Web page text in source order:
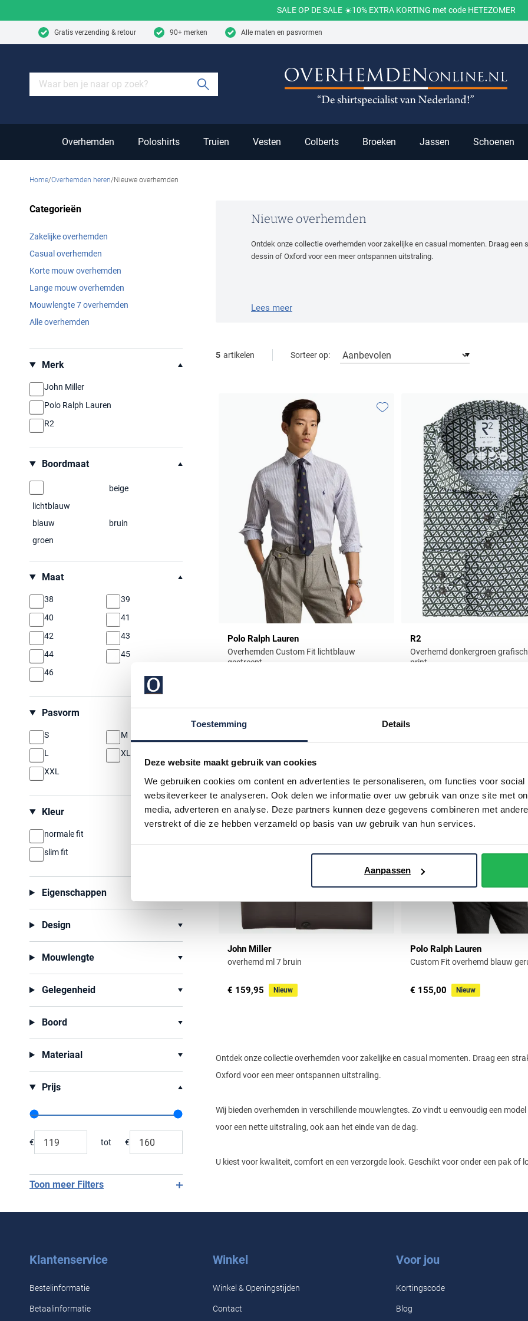
Toestemming Details
Deze website maakt gebruik van cookies
We gebruiken cookies om content en advertenties te personaliseren, om functies voor social
websiteverkeer te analyseren. Ook delen we informatie over uw gebruik van onze site met
media, adverteren en analyse. Deze partners kunnen deze gegevens combineren met
verstrekt of die ze hebben verzameld op basis van uw gebruik van hun services.
Aanpassen
SALE OP DE SALE ☀️10% EXTRA KORTING met code HETEZOMER
Gratis verzending & retour 90+ merken Alle maten en pasvormen
Overhemden Poloshirts Truien Vesten Colberts Broeken Jassen Schoenen
Home Overhemden heren Nieuwe overhemden
Nieuwe overhemden
Ontdek onze collectie overhemden voor zakelijke en casual momenten. Draag
dessin of Oxford voor een meer ontspannen uitstraling.
Lees meer
Categorieën
Zakelijke overhemden
Casual overhemden
Korte mouw overhemden
Lange mouw overhemden
Mouwlengte 7 overhemden
Alle overhemden
Merk
John Miller
Polo Ralph Lauren
R2
Boordmaat
lichtblauw
beige
blauw
bruin
groen
Maat
38
39
40
41
42
43
44
45
46
Pasvorm
S
M
L
XL
XXL
Kleur
normale fit
slim fit
Eigenschappen
Design
Mouwlengte
Gelegenheid
Boord
Materiaal
Prijs
Range slider min value
Range slider max value
€
tot
€
Toon meer Filters
5 artikelen Sorteer op:
Polo Ralph Lauren
Overhemden Custom Fit lichtblauw
gestreept
Toevoegen aan favorieten
R2
Overhemd donkergroen
print
John Miller
overhemd ml 7 bruin
€ 159,95 Nieuw
Polo Ralph Lauren
Custom Fit overhemd blauw
€ 155,00 Nieuw
Ontdek onze collectie overhemden voor zakelijke en casual momenten. Draag een
Oxford voor een meer ontspannen uitstraling.
Wij bieden overhemden in verschillende mouwlengtes. Zo vindt u eenvoudig een
voor een nette uitstraling, ook aan het einde van de dag.
U kiest voor kwaliteit, comfort en een verzorgde look. Geschikt voor onder een pak of
Klantenservice
Bestelinformatie
Betaalinformatie
Winkel
Winkel & Openingstijden
Contact
Voor jou
Kortingscode
Blog